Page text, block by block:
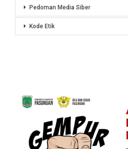
Pedoman Media Siber
Kode Etik